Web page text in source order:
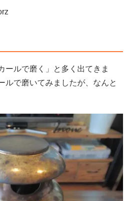
ールで磨く」と多く出てきま
ルで磨いてみましたが、なんと